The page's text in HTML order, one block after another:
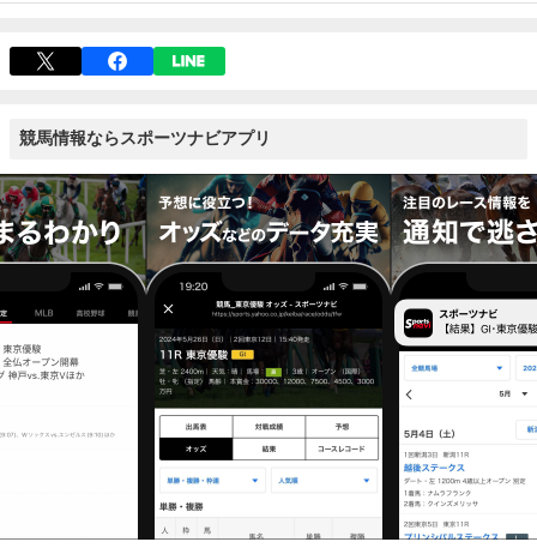
競馬情報ならスポーツナビアプリ